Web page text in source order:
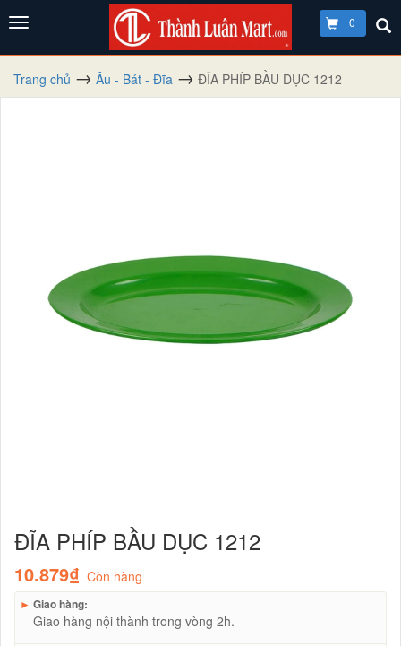
0
Trang chủ Âu - Bát - Đĩa ĐĨA PHÍP BẦU DỤC 1212
ĐĨA PHÍP BẦU DỤC 1212
10.879₫ Còn hàng
► Giao hàng:
Giao hàng nội thành trong vòng 2h.